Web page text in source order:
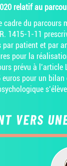
relatif au
cadre du parcours
1415-1-11
patient et par
pour la
prévu à
pour un